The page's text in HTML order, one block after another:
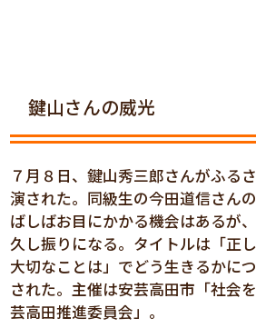
鍵山さんの威光
７月８日、鍵山秀三郎さんがふる
演された。同級生の今田道信さん
ばしばお目にかかる機会はあるが
久し振りになる。タイトルは「正
大切なことは」でどう生きるかに
された。主催は安芸高田市「社会
芸高田推進委員会」。